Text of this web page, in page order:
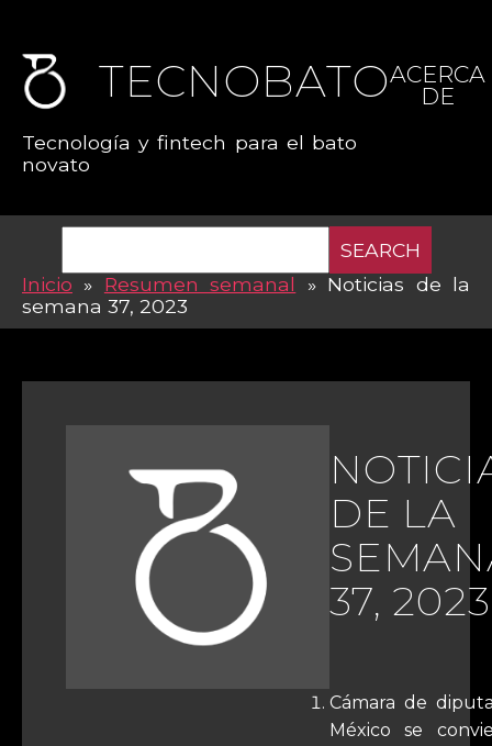
TECNOBATO
Tecnología y fintech para el bato
novato
ACERCA
DE
SEARCH
Inicio » Resumen semanal » Noticias de la
semana 37, 2023
DE LA
37, 2023
Cámara de
México se